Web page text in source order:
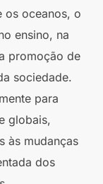
os oceanos, o
ensino, na
promoção de
sociedade.
para
globais,
às mudanças
dos